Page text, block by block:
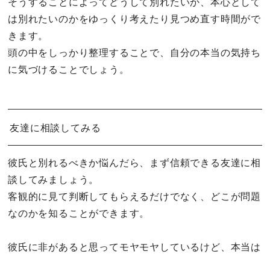
そうすることによってどうして別れたいか、本心として
は別れたいのかをゆっくり考えたり見つめ直す時間がで
きます。
頭の中をしっかり整理することで、自分の本当の気持ち
に気づけることでしょう。
友達に相談してみる
彼氏と別れるべきか悩んだら、まず信頼できる友達に相
談してみましょう。
客観的に見て判断してもらえるだけでなく、どこが問題
なのかを知ることができます。
彼氏に非があると思ってモヤモヤしているけど、本当は